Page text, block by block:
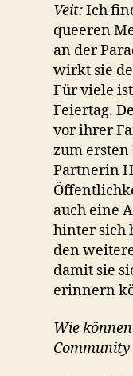
Veit:Ich
queeren
an der
wirkt sie
Für viele
Feiertag.
vor ihrer
zum
Partnerin
auch eine
hinter sich
den
damit sie
erinnern
Wie